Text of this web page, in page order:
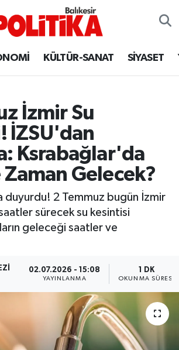
KÜLTÜR-SANAT SİYASET
İzmir Su
İZSU'dan
Ksrabağlar'da
Zaman Gelecek?
duyurdu! 2 Temmuz bugün İzmir
sürecek su kesintisi
geleceği saatler ve
02.07.2026 - 15:08
YAYINLANMA
1 DK
OKUNMA SÜRESI
Durumu
Vakitleri
Yoğunluk Haritası
Durumu ve Fikstür